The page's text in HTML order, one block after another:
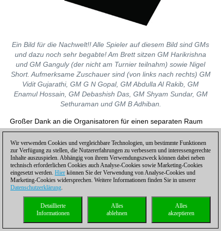
Ein Bild für die Nachwelt!! Alle Spieler auf diesem Bild sind GMs
und dazu noch sehr begabte! Am Brett sitzen GM Harikrishna
und GM Ganguly (der nicht am Turnier teilnahm) sowie Nigel
Short. Aufmerksame Zuschauer sind (von links nach rechts) GM
Vidit Gujarathi, GM G N Gopal, GM Abdulla Al Rakib, GM
Enamul Hossain, GM Debashish Das, GM Shyam Sundar, GM
Sethuraman und GM B Adhiban.
Großer Dank an die Organisatoren für einen separaten Raum
mit acht Brettern. Das zeigt, dass sie wissen, wie wichtig es ist,
die Partie nach der Runde analysieren zu können. Tatsächlich
musste kein Spieler lange warten, bis er die Partie mit seinem
Gegner analysieren konnte. Der berühmte indische GM Pravin
Thipsay hat mir einmal gesagt: "Die Partie mit seinem Gegner
zu analysieren, ist entscheidend, wenn man Fortschritte machen
möchte."
Dies sind nur Kleinigkeiten, aber sie trugen viel zur
Wir verwenden Cookies und vergleichbare Technologien, um bestimmte Funktionen
zur Verfügung zu stellen, die Nutzererfahrungen zu verbessern und interessengerechte
Inhalte auszuspielen. Abhängig von ihrem Verwendungszweck können dabei neben
technisch erforderlichen Cookies auch Analyse-Cookies sowie Marketing-Cookies
eingesetzt werden. Hier können Sie der Verwendung von Analyse-Cookies und
Marketing-Cookies widersprechen. Weitere Informationen finden Sie in unserer
Datenschutzerklärung.
Alles
akzeptieren
Alles
ablehnen
Detaillierte
Informationen